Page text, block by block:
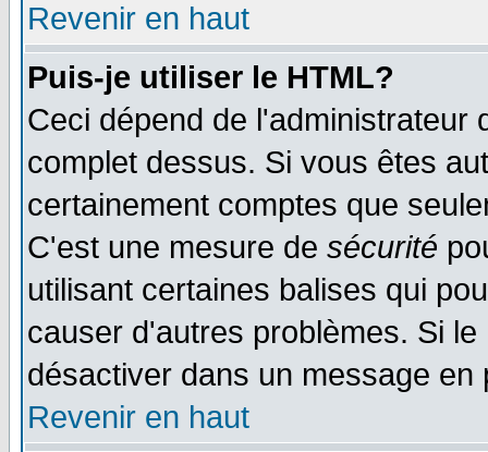
Revenir en haut
Puis-je utiliser le HTML?
Ceci dépend de l'administrateur
complet dessus. Si vous êtes
certainement comptes que
C'est une mesure de sécurité
utilisant certaines balises qui
causer d'autres problèmes. Si
désactiver dans un message
Revenir en haut